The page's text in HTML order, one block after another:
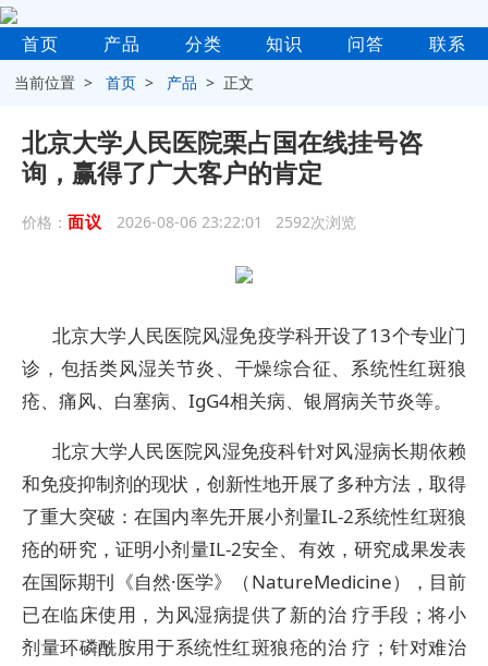
首页 产品 分类 知识 问答 联系
当前位置 >首页 > 产品 > 正文
北京大学人民医院栗占国在线挂号咨
询，赢得了广大客户的肯定
价格： 面议 2026-08-06 23:22:01 2592次浏览
北京大学人民医院风湿免疫学科开设了13个专业门
诊，包括类风湿关节炎、干燥综合征、系统性红斑狼
疮、痛风、白塞病、IgG4相关病、银屑病关节炎等。
北京大学人民医院风湿免疫科针对风湿病长期依赖
和免疫抑制剂的现状，创新性地开展了多种方法，取得
了重大突破：在国内率先开展小剂量IL-2系统性红斑狼
疮的研究，证明小剂量IL-2安全、有效，研究成果发表
在国际期刊《自然·医学》（NatureMedicine），目前
已在临床使用，为风湿病提供了新的治 疗手段；将小
剂量环磷酰胺用于系统性红斑狼疮的治 疗；针对难治